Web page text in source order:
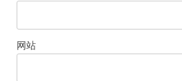
网站